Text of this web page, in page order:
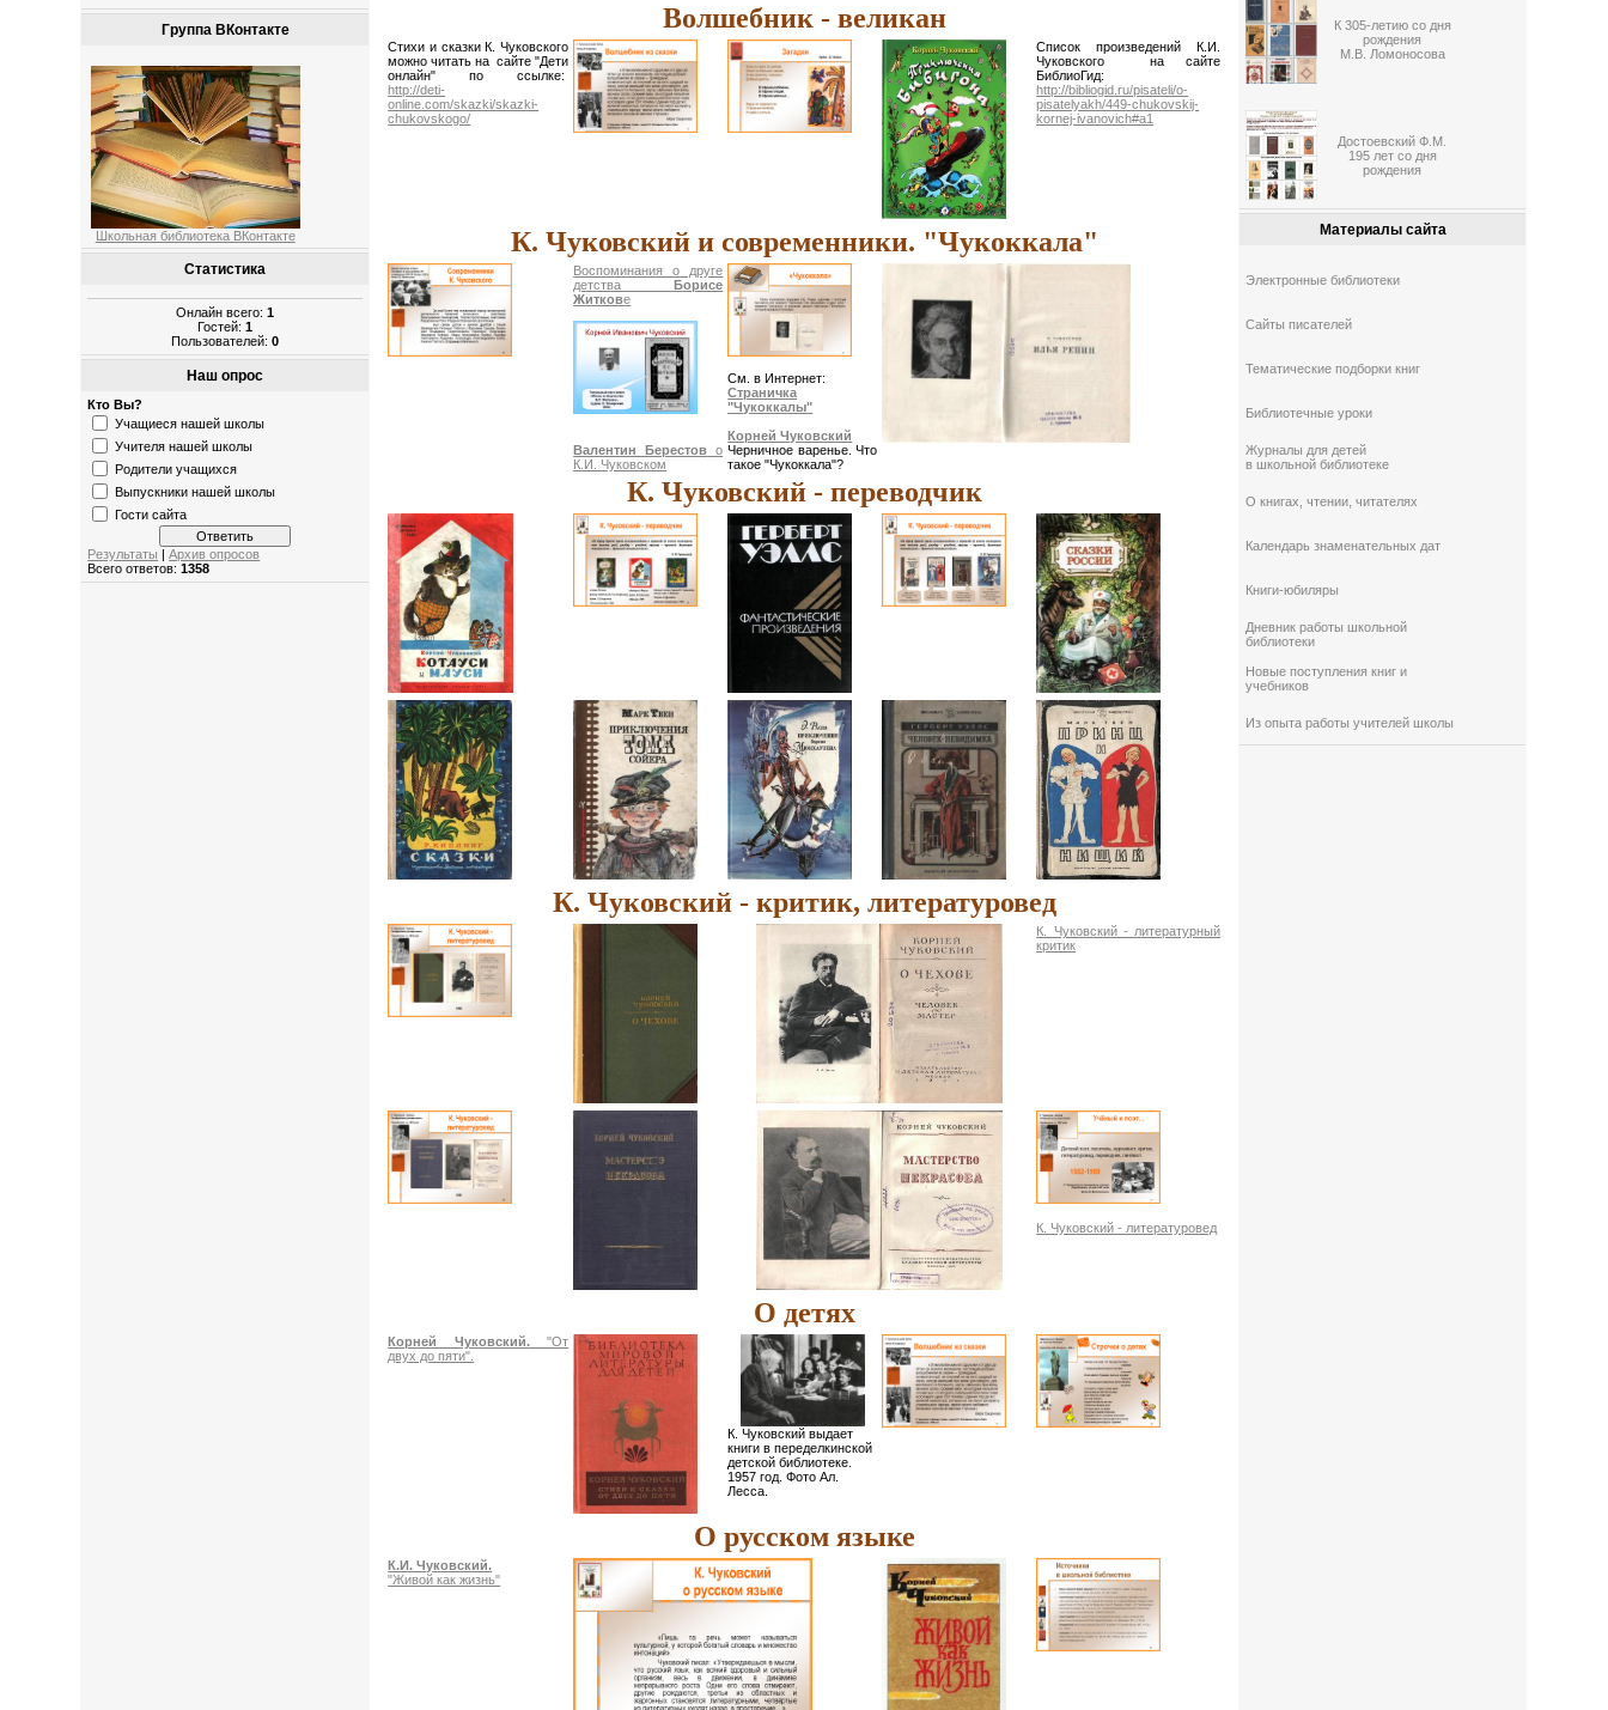
Группа ВКонтакте
Школьная библиотека ВКонтакте
Статистика
Онлайн всего:1
Гостей:1
Пользователей:0
Наш опрос
Кто Вы?
Учащиеся нашей школы
Учителя нашей школы
Родители учащихся
Выпускники нашей школы
Гости сайта
Результаты |Архив опросов
Всего ответов:1358
Волшебник - великан
Стихи и сказки К. Чуковского
можно читать на сайте "Дети
онлайн" по ссылке:
http://deti-
online.com/skazki/skazki-
chukovskogo/
Список произведений К.И.
Чуковского на сайте
БиблиоГид:
http://bibliogid.ru/pisateli/o-
pisatelyakh/449-chukovskij-
kornej-ivanovich#a1
К. Чуковский и современники. "Чукоккала"
Воспоминания о друге
детстваБорисе
Житкове
Валентин Берестов о
К.И. Чуковском
См. в Интернет:
Страничка
"Чукоккалы"
Корней Чуковский
Черничное варенье. Что
такое "Чукоккала"?
К. Чуковский - переводчик
К. Чуковский - критик, литературовед
К. Чуковский - литературный
критик
К. Чуковский - литературовед
О детях
Корней Чуковский."От
двух до пяти".
К. Чуковский выдает
книги в переделкинской
детской библиотеке.
1957 год. Фото Ал.
Лесса.
О русском языке
К.И. Чуковский.
"Живой как жизнь"
К 305-летию со дня
рождения
М.В. Ломоносова
Достоевский Ф.М.
195 лет со дня
рождения
Материалы сайта
Электронные библиотеки
Сайты писателей
Тематические подборки книг
Библиотечные уроки
Журналы для детей
в школьной библиотеке
О книгах, чтении, читателях
Календарь знаменательных дат
Книги-юбиляры
Дневник работы школьной
библиотеки
Новые поступления книг и
учебников
Из опыта работы учителей школы